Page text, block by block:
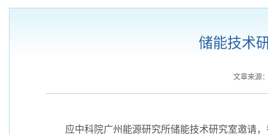
储能技术
文章来源
应中科院广州能源研究所储能技术研究室邀请，